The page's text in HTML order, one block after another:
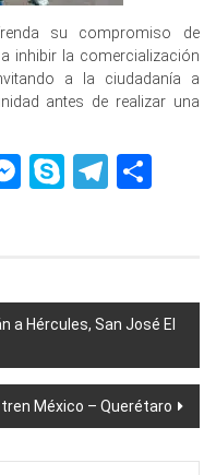
su compromiso de
inhibir la comercialización
a la ciudadanía a
antes de realizar una
Messenger
Skype
a Hércules, San José El
México – Querétaro